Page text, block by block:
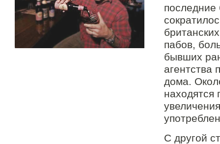
последние
пабов,
бывших
дома.
находятся
С другой